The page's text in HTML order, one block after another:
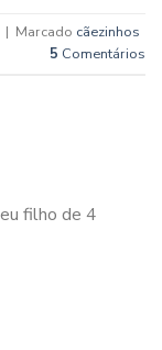
| Marcado cãezinhos
5 Comentários
filho de 4